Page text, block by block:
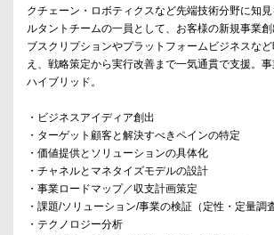
クチェーン・ロボティクスなど先端技術分野に知
ルタントチームの一員として、お客様の新規事業
ブスクリプションやプラットフォームビジネスな
え、戦略策定から実行改善まで一気通貫で支援。
ハイブリッド。
・ビジネスアイディア創出
・ターゲット顧客と解決すべきペインの特定
・価値提供とソリューションの具体化
・チャネルとマネタイズモデルの設計
・事業ロードマップ／収支計画策定
・課題/ソリューション/事業の検証（定性・定量調
・テクノロジー分析